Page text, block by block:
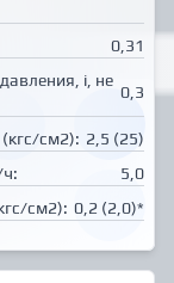
0,31
i, не
0,3
см2): 2,5 (25)
5,0
см2): 0,2 (2,0)*